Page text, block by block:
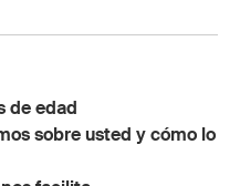
de edad
sobre usted y cómo lo